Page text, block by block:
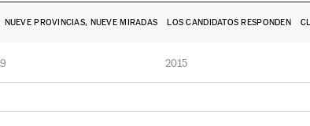
NUEVE PROVINCIAS, NUEVE MIRADAS LOS CANDIDATOS RESPONDEN
2015